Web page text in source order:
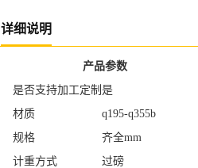
详细说明
产品参数
是否支持加工定制 是
材质
q195-q355b
规格
齐全mm
计重方式
过磅